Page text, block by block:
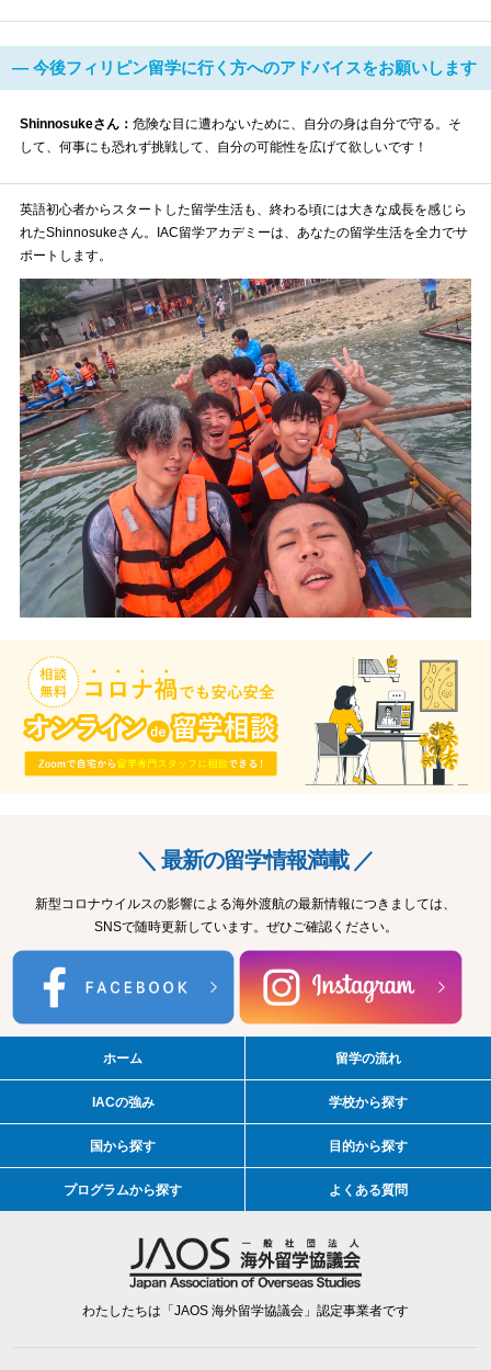
― 今後フィリピン留学に行く方へのアドバイスをお願いします
Shinnosukeさん： 危険な目に遭わないために、自分の身は自分で守る。そ
して、何事にも恐れず挑戦して、自分の可能性を広げて欲しいです！
英語初心者からスタートした留学生活も、終わる頃には大きな成長を感じら
れたShinnosukeさん。IAC留学アカデミーは、あなたの留学生活を全力でサ
ポートします。
＼ 最新の留学情報満載 ／
新型コロナウイルスの影響による海外渡航の最新情報につきましては、
SNSで随時更新しています。ぜひご確認ください。
ホーム 留学の流れ
IACの強み 学校から探す
国から探す 目的から探す
プログラムから探す よくある質問
わたしたちは「JAOS 海外留学協議会」認定事業者です